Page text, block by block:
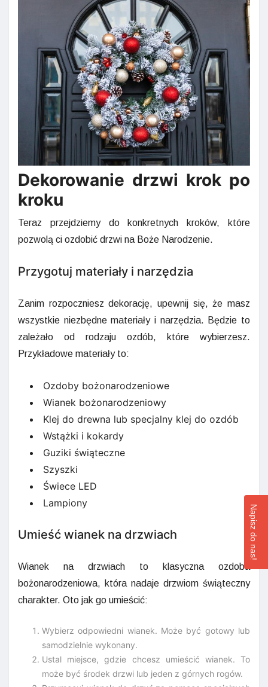
Dekorowanie drzwi krok po
kroku
Teraz przejdziemy do konkretnych kroków, które
pozwolą ci ozdobić drzwi na Boże Narodzenie.
Przygotuj materiały i narzędzia
Zanim rozpoczniesz dekorację, upewnij się, że masz
wszystkie niezbędne materiały i narzędzia. Będzie to
zależało od rodzaju ozdób, które wybierzesz.
Przykładowe materiały to:
Ozdoby bożonarodzeniowe
Wianek bożonarodzeniowy
Klej do drewna lub specjalny klej do ozdób
Wstążki i kokardy
Guziki świąteczne
Szyszki
Świece LED
Lampiony
Umieść wianek na drzwiach
Wianek na drzwiach to klasyczna ozdoba
bożonarodzeniowa, która nadaje drzwiom świąteczny
charakter. Oto jak go umieścić:
Wybierz odpowiedni wianek. Może być gotowy lub
samodzielnie wykonany.
Ustal miejsce, gdzie chcesz umieścić wianek. To
może być środek drzwi lub jeden z górnych rogów.
Napisz do nas!